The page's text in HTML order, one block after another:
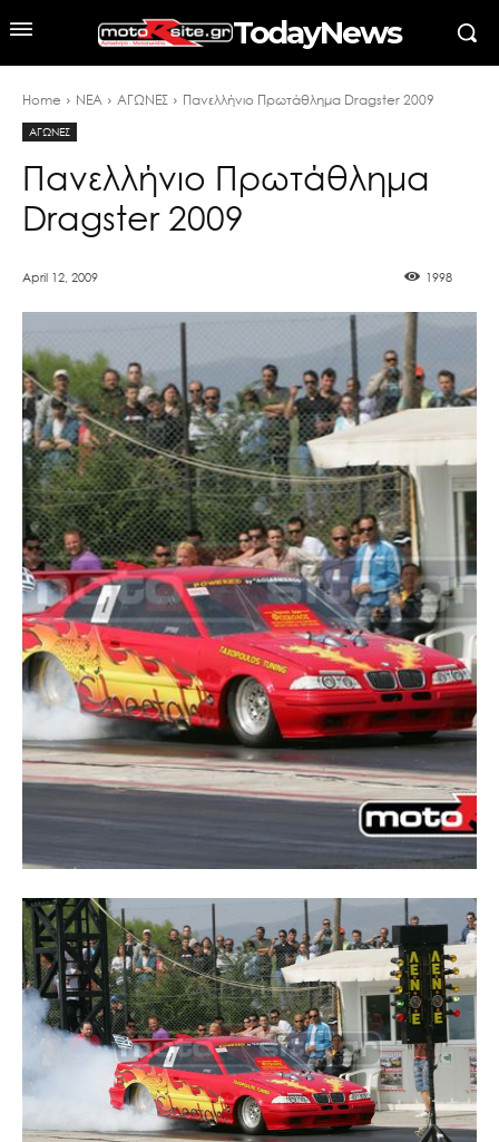
TodayNews
Home ΝΕΑ ΑΓΩΝΕΣ Πανελλήνιο Πρωτάθλημα Dragster 2009
ΑΓΩΝΕΣ
Πανελλήνιο Πρωτάθλημα
Dragster 2009
April 12, 2009 1998